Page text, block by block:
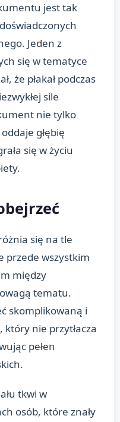
jest tak
Jeden z
się w tematyce
że płakał podczas
sile
nie tylko
głębię
się w życiu
się na tle
przede wszystkim
między
tematu.
skomplikowaną i
nie przytłacza
pełen
tkwi w
osób, które znały